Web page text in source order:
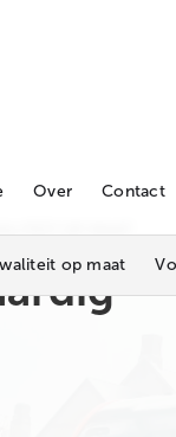
Over Contact
op maat
OP MAAT